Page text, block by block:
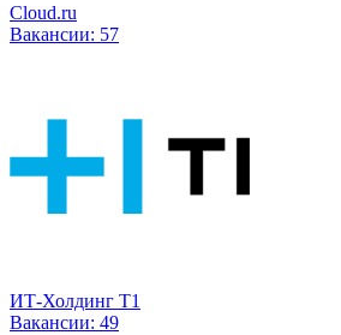
Cloud.ru
Вакансии: 57
ИТ-Холдинг Т1
Вакансии: 49